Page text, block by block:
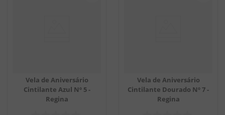
Vela de Aniversário
Cintilante Azul Nº 5 -
Regina
Vela de Aniversário
Cintilante Dourado Nº 7 -
Regina